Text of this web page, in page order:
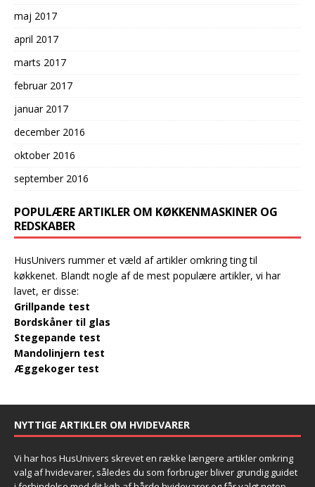
maj 2017
april 2017
marts 2017
februar 2017
januar 2017
december 2016
oktober 2016
september 2016
POPULÆRE ARTIKLER OM KØKKENMASKINER OG
REDSKABER
HusUnivers rummer et væld af artikler omkring ting til
køkkenet. Blandt nogle af de mest populære artikler, vi har
lavet, er disse:
Grillpande test
Bordskåner til glas
Stegepande test
Mandolinjern test
Æggekoger test
NYTTIGE ARTIKLER OM HVIDEVARER
Vi har hos HusUnivers skrevet en række længere artikler omkring
valg af hvidevarer, således du som forbruger bliver grundig guidet